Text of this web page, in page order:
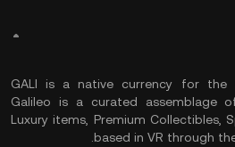
$GALI is a native currency for the
Galileo is a curated assemblage
Luxury items, Premium Collectibles,
based in VR through